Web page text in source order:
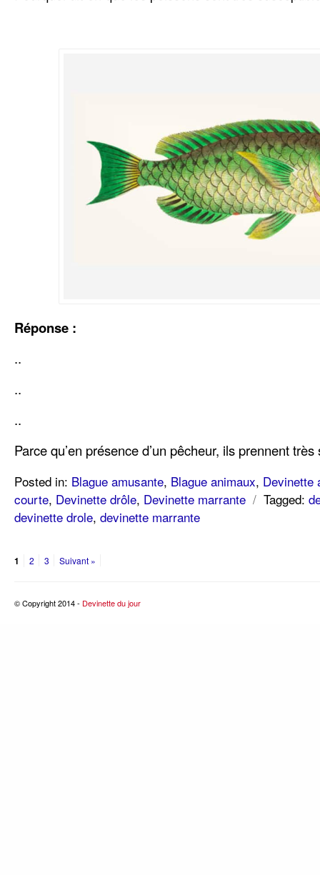
Réponse :
..
..
..
Parce qu’en présence d’un pêcheur, ils prennent
Posted in: Blague amusante, Blague animaux, Devinette
courte, Devinette drôle, Devinette marrante / Tagged:
devinette drole, devinette marrante
1 2 3 Suivant »
© Copyright 2014 - Devinette du jour